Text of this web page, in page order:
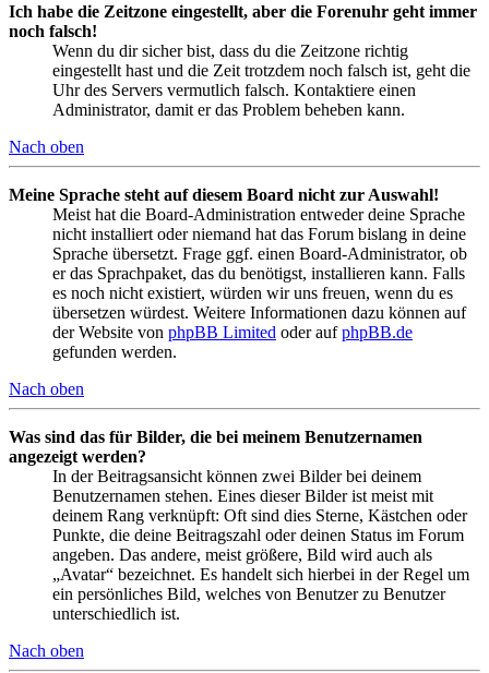
Ich habe die Zeitzone eingestellt, aber die Forenuhr geht immer
noch falsch!
Wenn du dir sicher bist, dass du die Zeitzone richtig
eingestellt hast und die Zeit trotzdem noch falsch ist, geht die
Uhr des Servers vermutlich falsch. Kontaktiere einen
Administrator, damit er das Problem beheben kann.
Nach oben
Meine Sprache steht auf diesem Board nicht zur Auswahl!
Meist hat die Board-Administration entweder deine Sprache
nicht installiert oder niemand hat das Forum bislang in deine
Sprache übersetzt. Frage ggf. einen Board-Administrator, ob
er das Sprachpaket, das du benötigst, installieren kann. Falls
es noch nicht existiert, würden wir uns freuen, wenn du es
übersetzen würdest. Weitere Informationen dazu können auf
der Website von phpBB Limited oder aufphpBB.de
gefunden werden.
Nach oben
Was sind das für Bilder, die bei meinem Benutzernamen
angezeigt werden?
In der Beitragsansicht können zwei Bilder bei deinem
Benutzernamen stehen. Eines dieser Bilder ist meist mit
deinem Rang verknüpft: Oft sind dies Sterne, Kästchen oder
Punkte, die deine Beitragszahl oder deinen Status im Forum
angeben. Das andere, meist größere, Bild wird auch als
„Avatar“ bezeichnet. Es handelt sich hierbei in der Regel um
ein persönliches Bild, welches von Benutzer zu Benutzer
unterschiedlich ist.
Nach oben